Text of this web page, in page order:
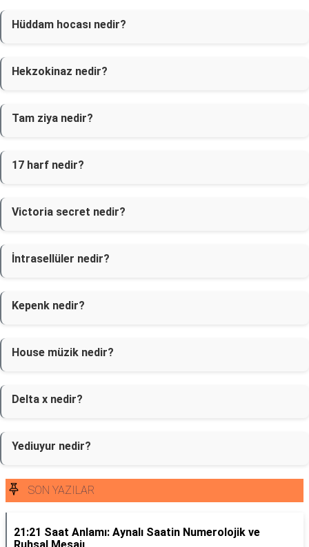
Hüddam hocası nedir?
Hekzokinaz nedir?
Tam ziya nedir?
17 harf nedir?
Victoria secret nedir?
İntrasellüler nedir?
Kepenk nedir?
House müzik nedir?
Delta x nedir?
Yediuyur nedir?
SON YAZILAR
21:21 Saat Anlamı: Aynalı Saatin Numerolojik ve